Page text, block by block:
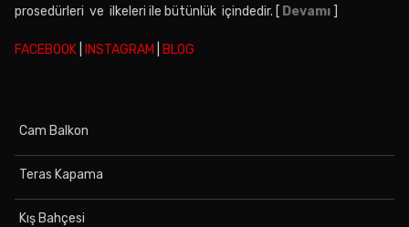
prosedürleri ve ilkeleri ile bütünlük içindedir. [ Devamı ]
FACEBOOK INSTAGRAM BLOG
Cam Balkon
Teras Kapama
Kış Bahçesi